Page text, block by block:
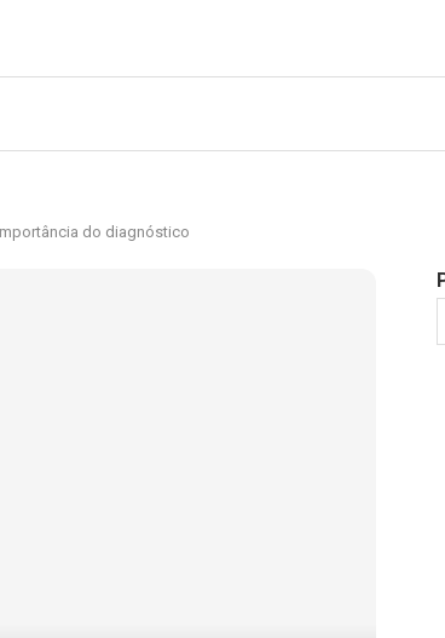
do diagnóstico